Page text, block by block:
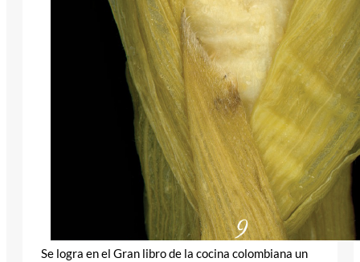
Se logra en el Gran libro de la cocina colombiana un